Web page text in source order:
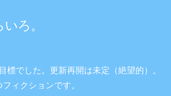
ろ。
でした。更新再開は未定（絶望的）。
ィクションです。